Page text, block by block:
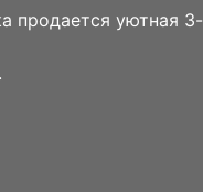
продается уютная